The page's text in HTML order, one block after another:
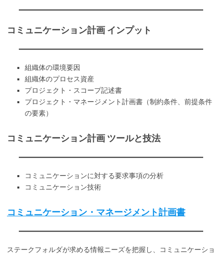
コミュニケーション計画 インプット
組織体の環境要因
組織体のプロセス資産
プロジェクト・スコープ記述書
プロジェクト・マネージメント計画書（制約条件、前提条件
の要素）
コミュニケーション計画 ツールと技法
コミュニケーションに対する要求事項の分析
コミュニケーション技術
コミュニケーション・マネージメント計画書
ステークフォルダが求める情報ニーズを把握し、コミュニケーショ